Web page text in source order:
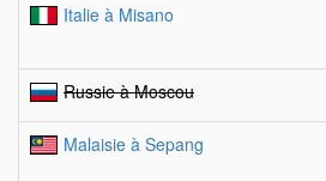
Italie à Misano
Russie à Moscou
Malaisie à Sepang